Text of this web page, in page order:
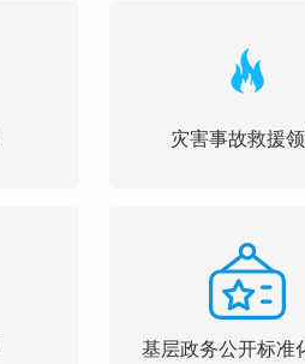
灾害事故救援
基层政务公开标准